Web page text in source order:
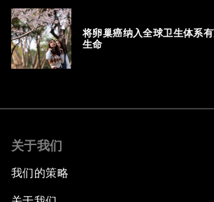
将卵巢癌纳入全球卫生体系
生命
关于我们
我们的策略